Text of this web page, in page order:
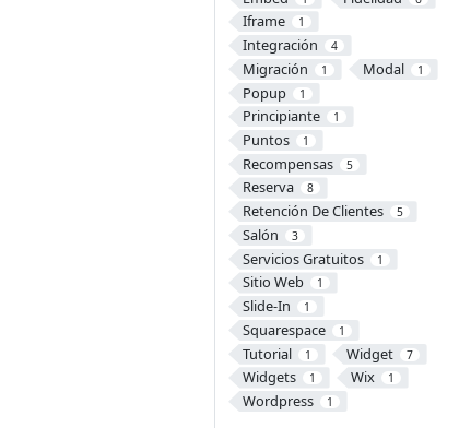
Iframe 1
Integración 4
Migración 1 Modal 1
Popup 1
Principiante 1
Puntos 1
Recompensas 5
Reserva 8
Retención De Clientes 5
Salón 3
Servicios Gratuitos 1
Sitio Web 1
Slide-In 1
Squarespace 1
Tutorial 1 Widget 7
Widgets 1 Wix 1
Wordpress 1